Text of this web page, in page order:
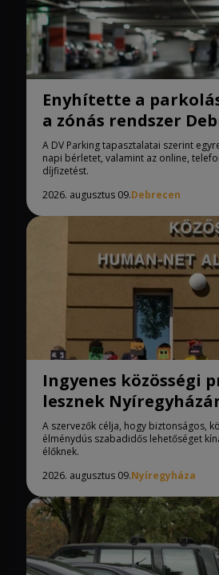
Enyhítette a
a zónás rendszer
A DV Parking tapasztalatai szerint
napi bérletet, valamint az online,
díjfizetést.
2026. augusztus 09.Debrecen
Ingyenes közösségi
lesznek
A szervezők célja, hogy biztonságos,
élménydús szabadidős lehetőséget
élőknek.
2026. augusztus 09.Nyíregyháza